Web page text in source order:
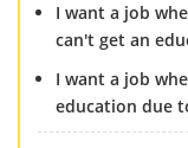
I want a job
can't get an
I want a job
education due